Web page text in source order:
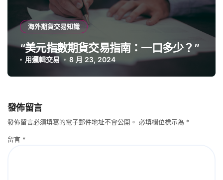
海外期貨交易知識
“美元指數期貨交易指南：一口多少？”
用邏輯交易 8 月 23, 2024
發佈留言
發佈留言必須填寫的電子郵件地址不會公開。 必填欄位標示為 *
留言 *